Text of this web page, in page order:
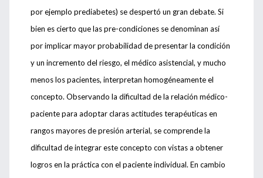
por ejemplo prediabetes) se despertó un gran debate. Si
bien es cierto que las pre-condiciones se denominan así
por implicar mayor probabilidad de presentar la condición
y un incremento del riesgo, el médico asistencial, y mucho
menos los pacientes, interpretan homogéneamente el
concepto. Observando la dificultad de la relación médico-
paciente para adoptar claras actitudes terapéuticas en
rangos mayores de presión arterial, se comprende la
dificultad de integrar este concepto con vistas a obtener
logros en la práctica con el paciente individual. En cambio